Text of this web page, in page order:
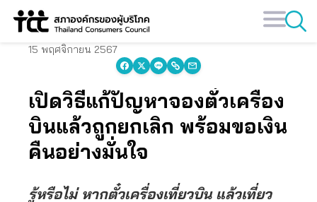
Skip
15 พฤศจิกายน 2567
เปิดวิธีแก้ปัญหาจองตั๋วเครื่อง
บินแล้วถูกยกเลิก พร้อมขอเงิน
คืนอย่างมั่นใจ
รู้หรือไม่ หากตั๋วเครื่องเที่ยวบิน แล้วเที่ยว